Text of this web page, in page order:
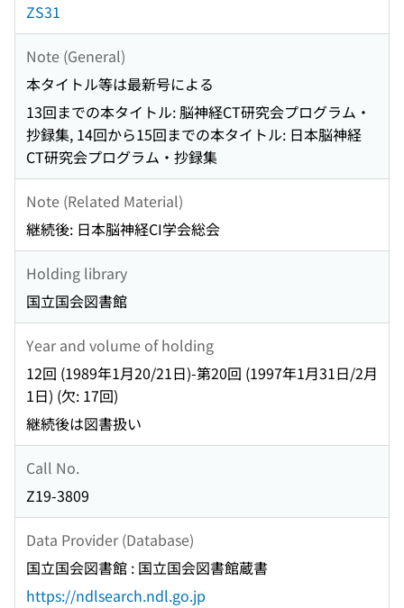
ZS31
Note (General)
本タイトル等は最新号による
13回までの本タイトル: 脳神経CT研究会プログラム・
抄録集, 14回から15回までの本タイトル: 日本脳神経
CT研究会プログラム・抄録集
Note (Related Material)
継続後: 日本脳神経CI学会総会
Holding library
国立国会図書館
Year and volume of holding
12回 (1989年1月20/21日)-第20回 (1997年1月31日/2月
1日) (欠: 17回)
継続後は図書扱い
Call No.
Z19-3809
Data Provider (Database)
国立国会図書館 : 国立国会図書館蔵書
https://ndlsearch.ndl.go.jp